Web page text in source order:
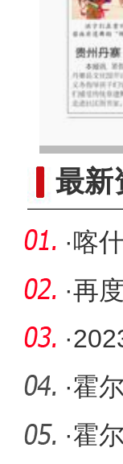
最新
·喀
国
·再
奇：
·
赛
·霍
·霍